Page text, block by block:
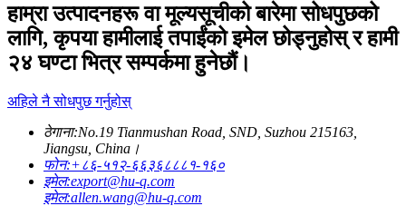
हाम्रा उत्पादनहरू वा मूल्यसूचीको बारेमा सोधपुछको
लागि, कृपया हामीलाई तपाईंको इमेल छोड्नुहोस् र हामी
२४ घण्टा भित्र सम्पर्कमा हुनेछौं।
अहिले नै सोधपुछ गर्नुहोस्
ठेगाना:No.19 Tianmushan Road, SND, Suzhou 215163,
Jiangsu, China।
फोन:+८६-५१२-६६३६८८८१-१६०
इमेल:export@hu-q.com
इमेल:allen.wang@hu-q.com